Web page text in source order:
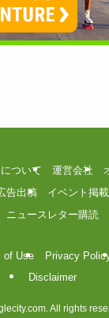
ついて 運営会社
告出稿
イベント掲
ニュースレター購読
of Use Privacy
Disclaimer
All rights